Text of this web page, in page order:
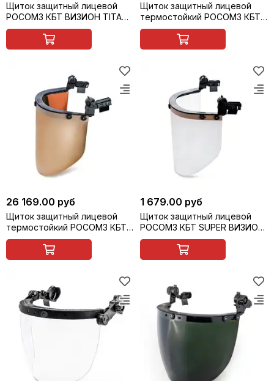
Щиток защитный лицевой
РОСОМЗ КБТ ВИЗИОН TITAN
с креплением на каску, арт.
Щиток защитный лицевой
термостойкий РОСОМЗ КБТ
ВИЗИОН TERMO с
креплением на каске, арт.
04381
26 169.00 руб
Щиток защитный лицевой
термостойкий РОСОМЗ КБТМ
ВИЗИОН TERMO с
креплением на каску, арт.
04351
1 679.00 руб
Щиток защитный лицевой
РОСОМЗ КБТ SUPER ВИЗИОН
с креплением на каску, арт.